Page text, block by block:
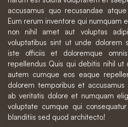
accusamus quo recusandae
Eum rerum inventore qui numquam
non nihil amet aut voluptas
voluptatibus sint ut unde dolorem
iste officiis et doloremque
repellendus Quis qui debitis nihil ut
autem cumque eos eaque
dolorem temporibus et
ab veritatis dolore et numquam
voluptate cumque qui
blanditiis sed quod architecto!